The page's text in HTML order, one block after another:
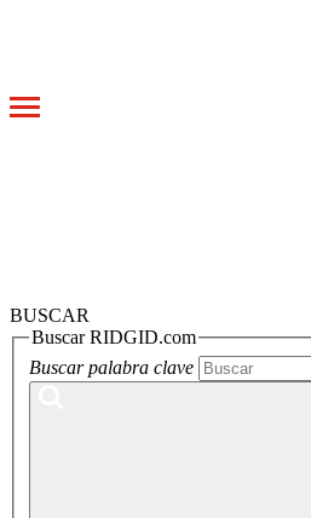
Toggle
BUSCAR
Buscar RIDGID.com
Buscar palabra clave